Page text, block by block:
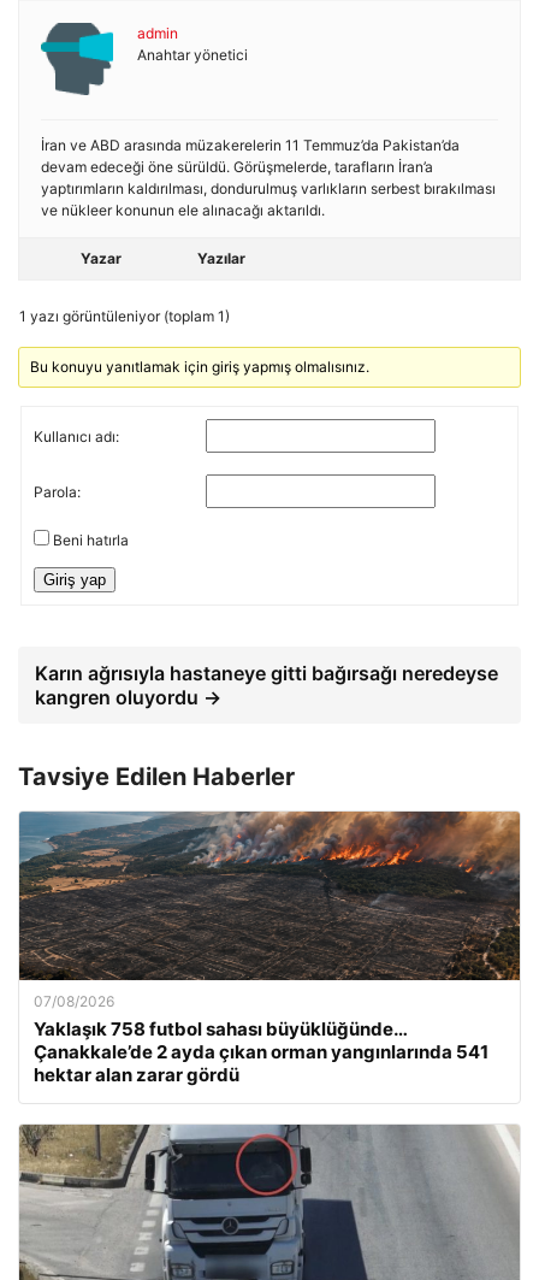
admin
Anahtar yönetici
İran ve ABD arasında müzakerelerin 11 Temmuz’da Pakistan’da
devam edeceği öne sürüldü. Görüşmelerde, tarafların İran’a
yaptırımların kaldırılması, dondurulmuş varlıkların serbest bırakılması
ve nükleer konunun ele alınacağı aktarıldı.
Yazar Yazılar
1 yazı görüntüleniyor (toplam 1)
Bu konuyu yanıtlamak için giriş yapmış olmalısınız.
Kullanıcı adı:
Parola:
Beni hatırla
Giriş yap
Karın ağrısıyla hastaneye gitti bağırsağı neredeyse
kangren oluyordu →
Tavsiye Edilen Haberler
07/08/2026
Yaklaşık 758 futbol sahası büyüklüğünde…
Çanakkale’de 2 ayda çıkan orman yangınlarında 541
hektar alan zarar gördü